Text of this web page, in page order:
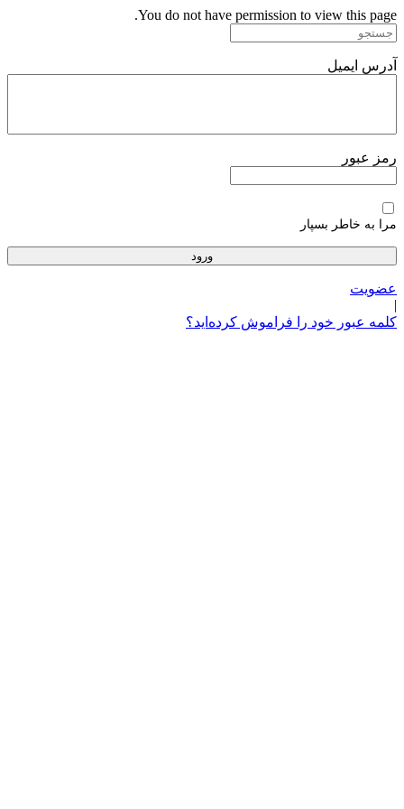
پرش
به
You do not have permission to view this page.
آدرس ایمیل
رمز عبور
مرا به خاطر بسپار
عضویت
|
کلمه عبور خود را فراموش کرده‌اید؟